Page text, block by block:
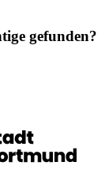
gefunden?